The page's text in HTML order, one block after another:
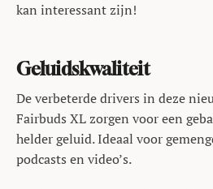
kan interessant zijn!
Geluidskwaliteit
De verbeterde drivers in deze
Fairbuds XL zorgen voor een
helder geluid. Ideaal voor
podcasts en video’s.